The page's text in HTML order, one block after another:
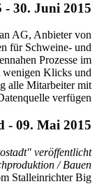
Big
Vertrieb
VW
auf